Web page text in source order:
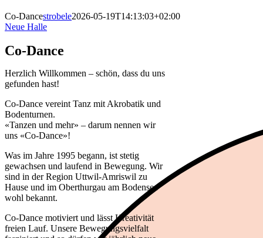
VEREINT
Co-Dancestrobele2026-05-19T14:13:03+02:00
Neue Halle
Co-Dance
Herzlich Willkommen – schön, dass du uns
gefunden hast!
Co-Dance vereint Tanz mit Akrobatik und
Bodenturnen.
«Tanzen und mehr» – darum nennen wir
uns «Co-Dance»!
Was im Jahre 1995 begann, ist stetig
gewachsen und laufend in Bewegung. Wir
sind in der Region Uttwil-Amriswil zu
Hause und im Oberthurgau am Bodensee
wohl bekannt.
Co-Dance motiviert und lässt Kreativität
freien Lauf. Unsere Bewegungsvielfalt